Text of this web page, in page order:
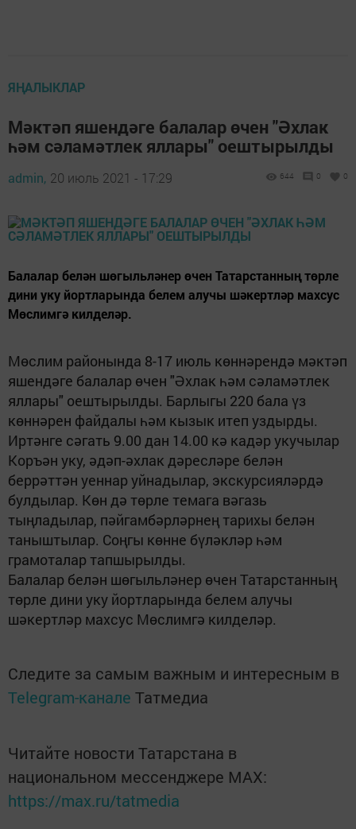
ЯҢАЛЫКЛАР
Мәктәп яшендәге балалар өчен "Әхлак
һәм сәламәтлек яллары" оештырылды
admin, 20 июль 2021 - 17:29 644 0 0
Балалар белән шөгыльләнер өчен Татарстанның төрле
дини уку йортларында белем алучы шәкертләр махсус
Мөслимгә килделәр.
Мөслим районында 8-17 июль көннәрендә мәктәп
яшендәге балалар өчен "Әхлак һәм сәламәтлек
яллары" оештырылды. Барлыгы 220 бала үз
көннәрен файдалы һәм кызык итеп уздырды.
Иртәнге сәгать 9.00 дан 14.00 кә кадәр укучылар
Коръән уку, әдәп-әхлак дәресләре белән
беррәттән уеннар уйнадылар, экскурсияләрдә
булдылар. Көн дә төрле темага вәгазь
тыңладылар, пәйгамбәрләрнең тарихы белән
таныштылар. Соңгы көнне бүләкләр һәм
грамоталар тапшырылды.
Балалар белән шөгыльләнер өчен Татарстанның
төрле дини уку йортларында белем алучы
шәкертләр махсус Мөслимгә килделәр.
Следите за самым важным и интересным в
Telegram-канале Татмедиа
Читайте новости Татарстана в
национальном мессенджере MАХ:
https://max.ru/tatmedia